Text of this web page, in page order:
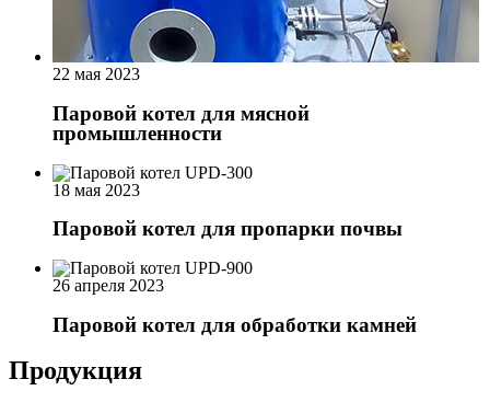
22 мая 2023
Паровой котел для мясной
промышленности
18 мая 2023
Паровой котел для пропарки почвы
26 апреля 2023
Паровой котел для обработки камней
Продукция